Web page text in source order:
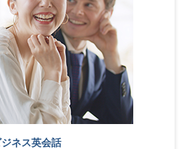
ジネス英会話